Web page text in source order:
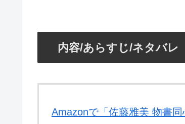
内容/あらすじ/ネタバレ
Amazonで「佐藤雅美 物書